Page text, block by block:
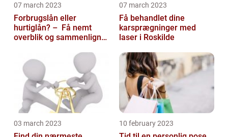
07 march 2023
Forbrugslån eller
hurtiglån? – Få nemt
overblik og sammenlign
07 march 2023
Få behandlet dine
karsprægninger med
laser i Roskilde
03 march 2023 10 february 2023